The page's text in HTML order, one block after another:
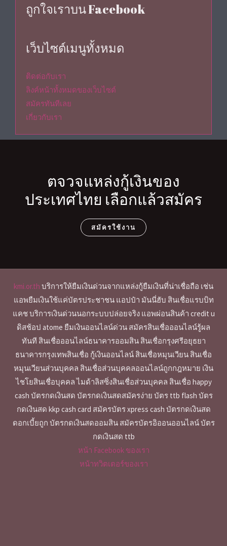
ถูกใจเราบน Facebook
เว็บไซต์เมนูทั้งหมด
ติดต่อกับเรา
ลิงค์หน้าทั้งหมดของเว็บไซต์
สมัครทันทีเลย
เกี่ยวกับเรา
ตจวจแหล่งกู้เงินของ
ประเทศไทย เลือกแล้วสมัคร
สมัครใช้งาน
kmi.or.th บริการให้ยืมเงินด่วนจากแหล่งกู้ยืมเงินที่น่าเชื่อถือ เช่น
แอพยืมเงินใช้แค่บัตรประชาชน แอปป๋า มันนี่ฮับ สินเชื่อแรบบิท
แคช บริการเงินด่วนนอกระบบปล่อยจริง แอพผ่อนสินค้า credit u
ดิสช้อป atome ยืมเงินออนไลน์ด่วน สมัครสินเชื่อออนไลน์รู้ผล
ทันที สินเชื่อออนไลน์ธนาคารออมสิน สินเชื่อกรุงศรีอยุธยา
ธนาคารกรุงเทพสินเชื่อ กู้เงินออนไลน์ สินเชื่อหมุนเวียน สินเชื่อ
หมุนเวียนส่วนบุคคล สินเชื่อส่วนบุคคลออนไลน์ถูกกฎหมาย เงิน
ไชโยสินเชื่อบุคคล ไมด้าลิสซิ่งสินเชื่อส่วนบุคคล สินเชื่อ happy
cash บัตรกดเงินสด บัตรกดเงินสดสมัครง่าย บัตร ttb flash บัตร
กดเงินสด kkp cash card สมัครบัตร xpress cash บัตรกดเงินสด
ดอกเบี้ยถูก บัตรกดเงินสดออมสิน สมัครบัตรอิออนออนไลน์ บัตร
กดเงินสด ttb
หน้า Facebook ของเรา
หน้าทวิตเตอร์ของเรา